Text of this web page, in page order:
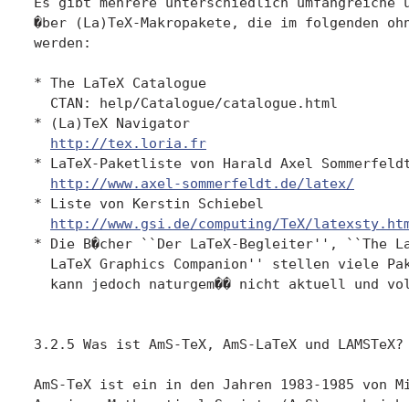
http://tex.loria.fr
* LaTeX-Paketliste von Harald Axel
http://www.axel-sommerfeldt.de/latex/
* Liste von Kerstin Schiebel
http://www.gsi.de/computing/TeX/
* Die B�cher ``Der LaTeX-Begleiter'', ``The
LaTeX Graphics Companion'' stellen viele
kann jedoch naturgem�� nicht aktuell und
3.2.5 Was ist AmS-TeX, AmS-LaTeX und
AmS-TeX ist ein in den Jahren 1983-1985 von